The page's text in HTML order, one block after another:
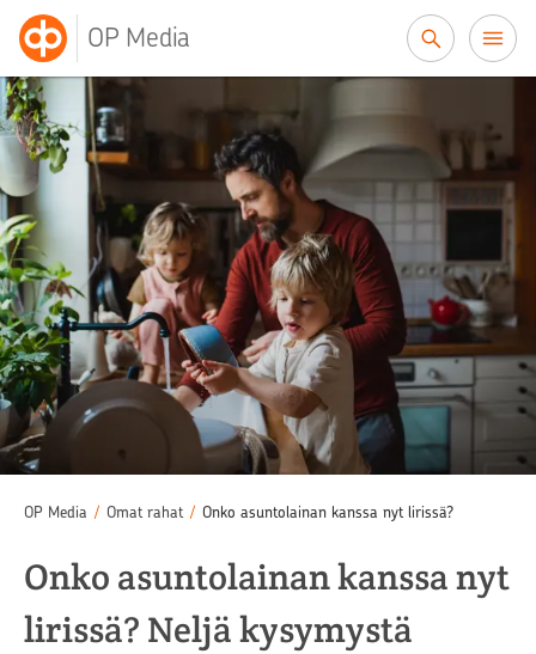
OP Media
OP Media / Omat rahat / Onko asuntolainan kanssa nyt lirissä?
Onko asuntolainan kanssa nyt
lirissä? Neljä kysymystä